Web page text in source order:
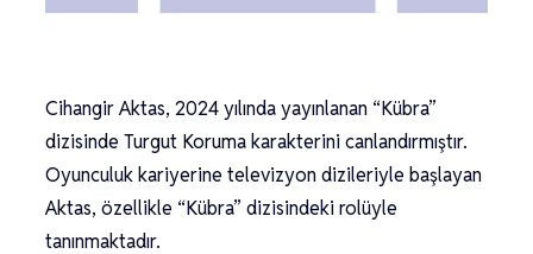
Cihangir Aktas, 2024 yılında yayınlanan “Kübra”
dizisinde Turgut Koruma karakterini canlandırmıştır.
Oyunculuk kariyerine televizyon dizileriyle başlayan
Aktas, özellikle “Kübra” dizisindeki rolüyle
tanınmaktadır.